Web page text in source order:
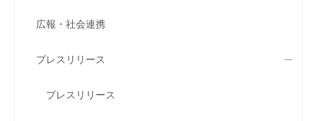
広報・社会連携
プレスリリース
プレスリリース